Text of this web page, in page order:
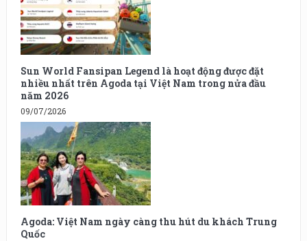
Sun World Fansipan Legend là hoạt động được đặt
nhiều nhất trên Agoda tại Việt Nam trong nửa đầu
năm 2026
09/07/2026
Agoda: Việt Nam ngày càng thu hút du khách Trung
Quốc